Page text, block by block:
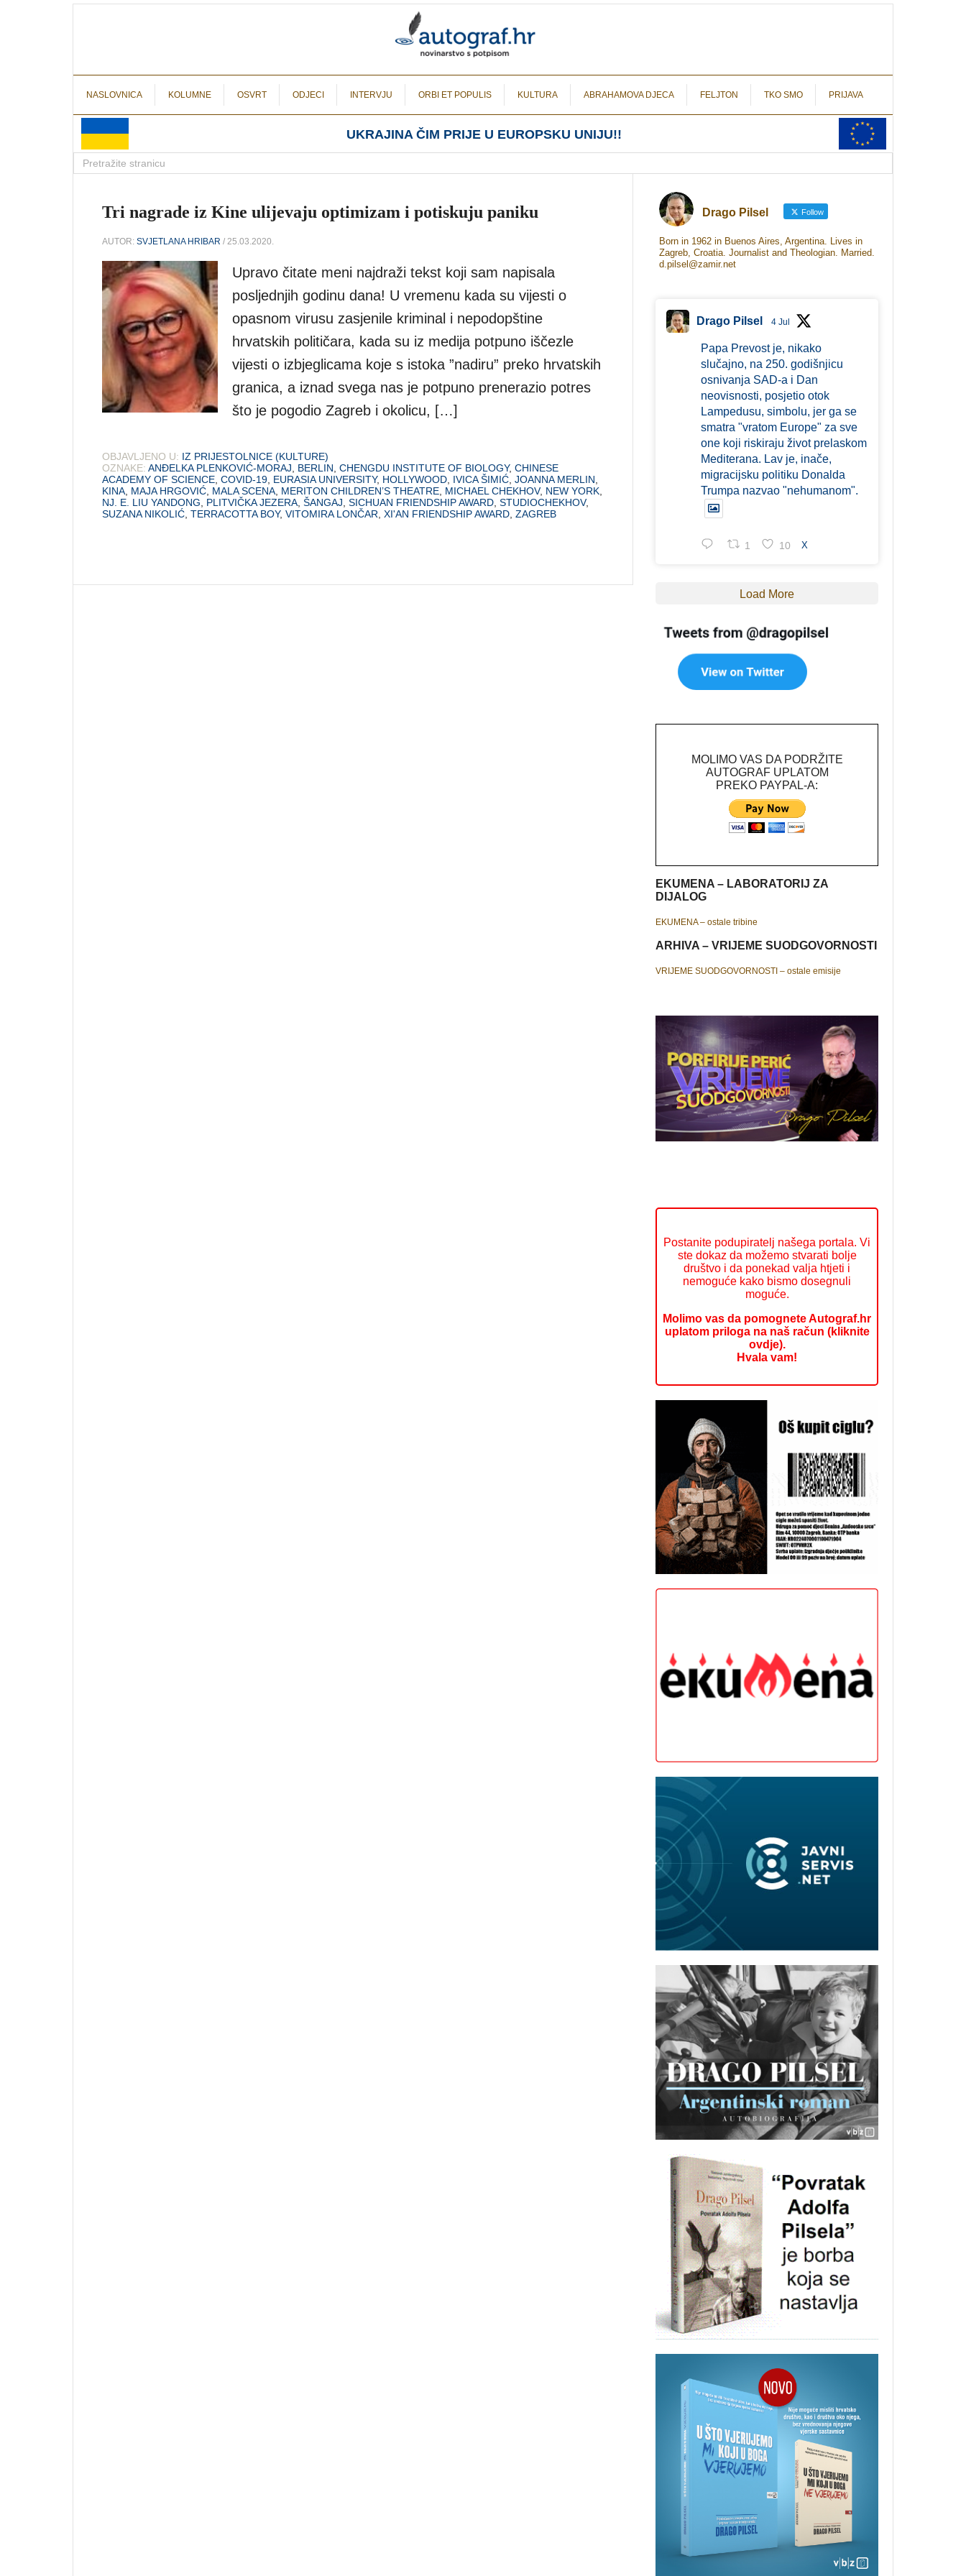
NASLOVNICA KOLUMNE OSVRT ODJECI INTERVJU ORBI ET POPULIS KULTURA ABRAHAMOVA DJECA FELJTON TKO SMO PRIJAVA
UKRAJINA ČIM PRIJE U EUROPSKU UNIJU!!
Tri nagrade iz Kine ulijevaju optimizam i potiskuju paniku
AUTOR: SVJETLANA HRIBAR / 25.03.2020.
Upravo čitate meni najdraži tekst koji sam napisala
posljednjih godinu dana! U vremenu kada su vijesti o
opasnom virusu zasjenile kriminal i nepodopštine
hrvatskih političara, kada su iz medija potpuno iščezle
vijesti o izbjeglicama koje s istoka ”nadiru” preko hrvatskih
granica, a iznad svega nas je potpuno prenerazio potres
što je pogodio Zagreb i okolicu, […]
OBJAVLJENO U: IZ PRIJESTOLNICE (KULTURE)
OZNAKE: ANĐELKA PLENKOVIĆ-MORAJ BERLIN CHENGDU INSTITUTE OF BIOLOGY, CHINESE
ACADEMY OF SCIENCE COVID-19 EURASIA UNIVERSITY, HOLLYWOOD IVICA ŠIMIĆ JOANNA MERLIN
KINA MAJA HRGOVIĆ MALA SCENA MERITON CHILDREN’S THEATRE MICHAEL CHEKHOV, NEW YORK
NJ. E. LIU YANDONG
PLITVIČKA JEZERA ŠANGAJ SICHUAN FRIENDSHIP AWARD STUDIOCHEKHOV,
SUZANA NIKOLIĆ TERRACOTTA BOY, VITOMIRA LONČAR XI'AN FRIENDSHIP AWARD ZAGREB
Drago Pilsel Follow
Born in 1962 in Buenos Aires, Argentina. Lives in
Zagreb, Croatia. Journalist and Theologian. Married.
d.pilsel@zamir.net
Drago Pilsel 4 Jul
Papa Prevost je, nikako
slučajno, na 250. godišnjicu
osnivanja SAD-a i Dan
neovisnosti, posjetio otok
Lampedusu, simbolu, jer ga se
smatra "vratom Europe" za sve
one koji riskiraju život prelaskom
Mediterana. Lav je, inače,
migracijsku politiku Donalda
Trumpa nazvao "nehumanom".
1 10 X
Load More
MOLIMO VAS DA PODRŽITE
AUTOGRAF UPLATOM
PREKO PAYPAL-A:
EKUMENA – LABORATORIJ ZA
DIJALOG
EKUMENA – ostale tribine
ARHIVA – VRIJEME SUODGOVORNOSTI
VRIJEME SUODGOVORNOSTI – ostale emisije
Postanite podupiratelj našega portala. Vi
ste dokaz da možemo stvarati bolje
društvo i da ponekad valja htjeti i
nemoguće kako bismo dosegnuli
moguće.
Molimo vas da pomognete Autograf.hr
uplatom priloga na naš račun (kliknite
ovdje).
Hvala vam!